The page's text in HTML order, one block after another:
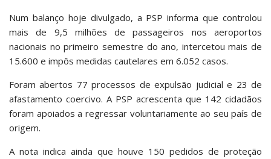
Num balanço hoje divulgado, a PSP informa que controlou
mais de 9,5 milhões de passageiros nos aeroportos
nacionais no primeiro semestre do ano, intercetou mais de
15.600 e impôs medidas cautelares em 6.052 casos.
Foram abertos 77 processos de expulsão judicial e 23 de
afastamento coercivo. A PSP acrescenta que 142 cidadãos
foram apoiados a regressar voluntariamente ao seu país de
origem.
A nota indica ainda que houve 150 pedidos de proteção